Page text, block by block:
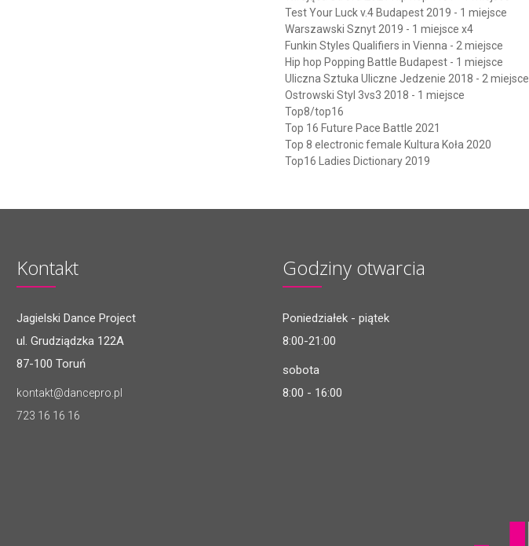
Test Your Luck v.4 Budapest 2019 - 1 miejsce
Warszawski Sznyt 2019 - 1 miejsce x4
Funkin Styles Qualifiers in Vienna - 2 miejsce
Hip hop Popping Battle Budapest - 1 miejsce
Uliczna Sztuka Uliczne Jedzenie 2018 - 2 miejsce
Ostrowski Styl 3vs3 2018 - 1 miejsce
Top8/top16
Top 16 Future Pace Battle 2021
Top 8 electronic female Kultura Koła 2020
Top16 Ladies Dictionary 2019
Kontakt
Jagielski Dance Project
ul. Grudziądzka 122A
87-100 Toruń
kontakt@dancepro.pl
723 16 16 16
Godziny otwarcia
Poniedziałek - piątek
8:00-21:00
sobota
8:00 - 16:00